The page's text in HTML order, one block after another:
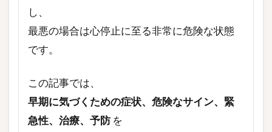
し、
最悪の場合は心停止に至る非常に危険な状態
です。
この記事では、
早期に気づくための症状、危険なサイン、緊
急性、治療、予防を